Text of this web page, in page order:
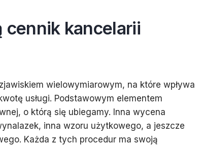
cennik kancelarii
wielowymiarowym, na które wpływa
usługi. Podstawowym elementem
o którą się ubiegamy. Inna wycena
inna wzoru użytkowego, a jeszcze
Każda z tych procedur ma swoją